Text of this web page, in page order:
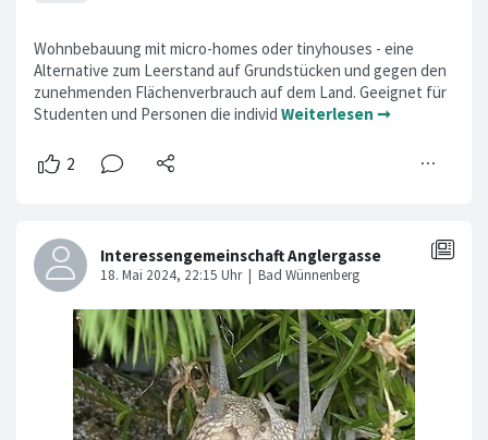
Wohnbebauung mit micro-homes oder tinyhouses - eine
Alternative zum Leerstand auf Grundstücken und gegen den
zunehmenden Flächenverbrauch auf dem Land. Geeignet für
Studenten und Personen die individ Weiterlesen ➞